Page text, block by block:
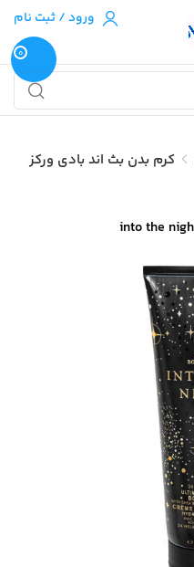
ورود / ثبت نام
0
کرم بدن بث اند بادی ورکز